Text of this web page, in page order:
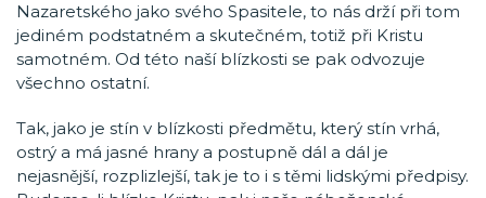
Nazaretského jako svého Spasitele, to nás drží při tom
jediném podstatném a skutečném, totiž při Kristu
samotném. Od této naší blízkosti se pak odvozuje
všechno ostatní.
Tak, jako je stín v blízkosti předmětu, který stín vrhá,
ostrý a má jasné hrany a postupně dál a dál je
nejasnější, rozplizlejší, tak je to i s těmi lidskými předpisy.